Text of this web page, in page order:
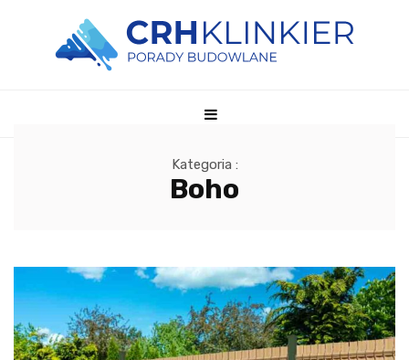
Kategoria :
Boho